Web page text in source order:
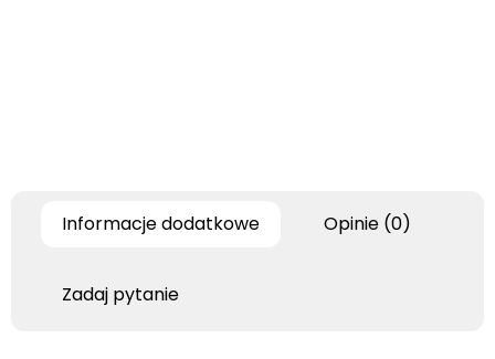
Informacje dodatkowe Opinie (0)
Zadaj pytanie